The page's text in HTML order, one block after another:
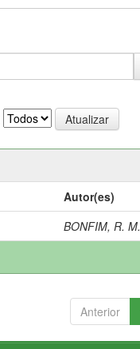
Autor(es)
BONFIM, R. M.
Anterior